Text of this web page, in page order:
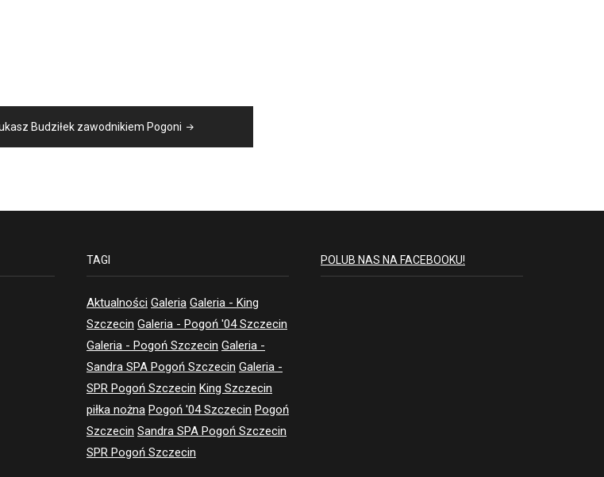
Budziłek zawodnikiem Pogoni
TAGI
Aktualności Galeria Galeria - King
Szczecin Galeria - Pogoń '04 Szczecin
Galeria - Pogoń Szczecin Galeria -
Sandra SPA Pogoń Szczecin Galeria -
SPR Pogoń Szczecin King Szczecin
piłka nożna Pogoń '04 Szczecin Pogoń
Szczecin Sandra SPA Pogoń Szczecin
SPR Pogoń Szczecin
POLUB NAS NA FACEBOOKU!